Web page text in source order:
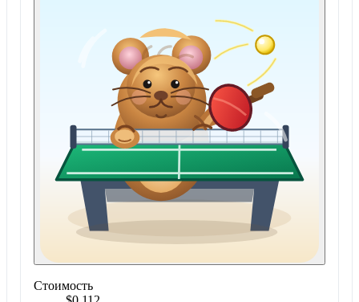
Стоимость